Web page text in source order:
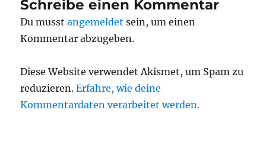
Schreibe einen Kommentar
Du musstangemeldet sein, um einen
Kommentar abzugeben.
Diese Website verwendet Akismet, um Spam zu
reduzieren.Erfahre, wie deine
Kommentardaten verarbeitet werden.